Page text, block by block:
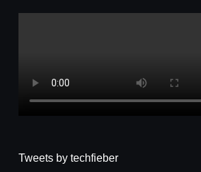
Tweets by techfieber